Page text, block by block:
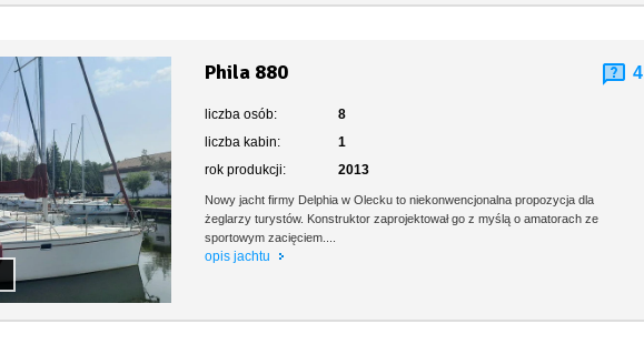
Phila 880 4
liczba osób:
8
liczba kabin:
1
rok produkcji:
2013
Nowy jacht firmy Delphia w Olecku to niekonwencjonalna propozycja dla
żeglarzy turystów. Konstruktor zaprojektował go z myślą o amatorach ze
sportowym zacięciem....
opis jachtu